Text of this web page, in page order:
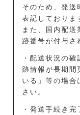
そのため、発送
表記しておりま
また、国内配送
跡番号が付与さ
・配送状況の
跡情報が長期間
いる」等の場合
さい。
・発送手続き